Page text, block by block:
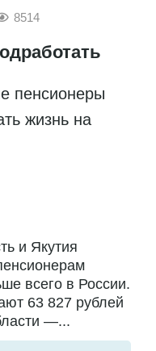
8514
пенсионеры
жизнь на
и Якутия
всего в России.
63 827 рублей
—...